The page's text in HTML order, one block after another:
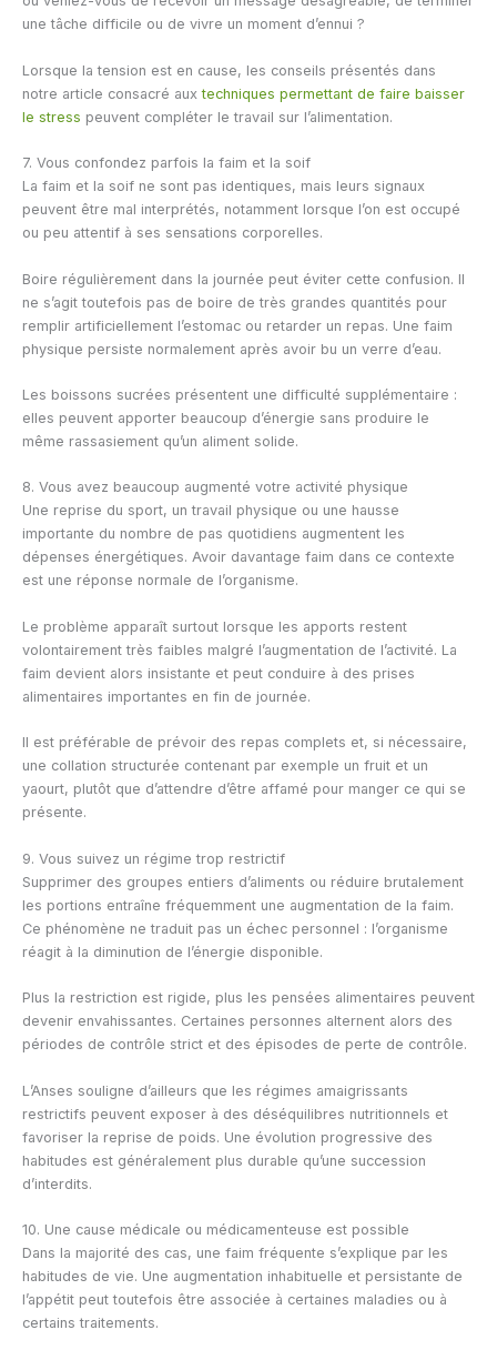
une tâche difficile ou de vivre un moment d’ennui ?
Lorsque la tension est en cause, les conseils présentés dans
notre article consacré auxtechniques permettant de faire baisser
le stress peuvent compléter le travail sur l’alimentation.
7. Vous confondez parfois la faim et la soif
La faim et la soif ne sont pas identiques, mais leurs signaux
peuvent être mal interprétés, notamment lorsque l’on est occupé
ou peu attentif à ses sensations corporelles.
Boire régulièrement dans la journée peut éviter cette confusion. Il
ne s’agit toutefois pas de boire de très grandes quantités pour
remplir artificiellement l’estomac ou retarder un repas. Une faim
physique persiste normalement après avoir bu un verre d’eau.
Les boissons sucrées présentent une difficulté supplémentaire :
elles peuvent apporter beaucoup d’énergie sans produire le
même rassasiement qu’un aliment solide.
8. Vous avez beaucoup augmenté votre activité physique
Une reprise du sport, un travail physique ou une hausse
importante du nombre de pas quotidiens augmentent les
dépenses énergétiques. Avoir davantage faim dans ce contexte
est une réponse normale de l’organisme.
Le problème apparaît surtout lorsque les apports restent
volontairement très faibles malgré l’augmentation de l’activité. La
faim devient alors insistante et peut conduire à des prises
alimentaires importantes en fin de journée.
Il est préférable de prévoir des repas complets et, si nécessaire,
une collation structurée contenant par exemple un fruit et un
yaourt, plutôt que d’attendre d’être affamé pour manger ce qui se
présente.
9. Vous suivez un régime trop restrictif
Supprimer des groupes entiers d’aliments ou réduire brutalement
les portions entraîne fréquemment une augmentation de la faim.
Ce phénomène ne traduit pas un échec personnel : l’organisme
réagit à la diminution de l’énergie disponible.
Plus la restriction est rigide, plus les pensées alimentaires peuvent
devenir envahissantes. Certaines personnes alternent alors des
périodes de contrôle strict et des épisodes de perte de contrôle.
L’Anses souligne d’ailleurs que les régimes amaigrissants
restrictifs peuvent exposer à des déséquilibres nutritionnels et
favoriser la reprise de poids. Une évolution progressive des
habitudes est généralement plus durable qu’une succession
d’interdits.
10. Une cause médicale ou médicamenteuse est possible
Dans la majorité des cas, une faim fréquente s’explique par les
habitudes de vie. Une augmentation inhabituelle et persistante de
l’appétit peut toutefois être associée à certaines maladies ou à
certains traitements.